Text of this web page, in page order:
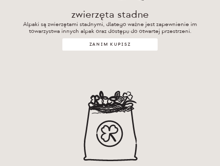
zwierzęta stadne
Alpaki są zwierzętami stadnymi, dlatego ważne jest zapewnienie im
towarzystwa innych alpak oraz dostępu do otwartej przestrzeni.
ZANIM KUPISZ